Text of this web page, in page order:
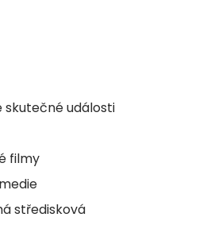
skutečné události
filmy
středisková